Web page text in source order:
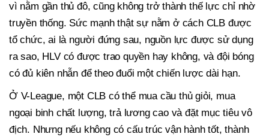
vì nằm gần thủ đô, cũng không trở thành thế lực chỉ nhờ
truyền thống. Sức mạnh thật sự nằm ở cách CLB được
tổ chức, ai là người đứng sau, nguồn lực được sử dụng
ra sao, HLV có được trao quyền hay không, và đội bóng
có đủ kiên nhẫn để theo đuổi một chiến lược dài hạn.
Ở V-League, một CLB có thể mua cầu thủ giỏi, mua
ngoại binh chất lượng, trả lương cao và đặt mục tiêu vô
địch. Nhưng nếu không có cấu trúc vận hành tốt, thành